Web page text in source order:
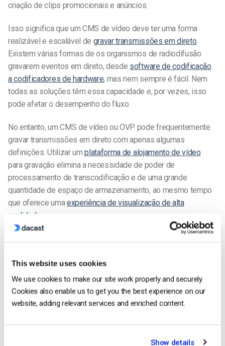
This website uses cookies
We use cookies to make our site work properly and securely.
Cookies also enable us to get you the best experience on our
website, adding relevant services and enriched content.
Show details
criação de clips promocionais e anúncios.
Isso significa que um CMS de vídeo deve ter uma forma
realizável e escalável de gravar transmissões em direto.
Existem várias formas de os organismos de radiodifusão
gravarem eventos em direto, desde software de codificação
a codificadores de hardware, mas nem sempre é fácil. Nem
todas as soluções têm essa capacidade e, por vezes, isso
pode afetar o desempenho do fluxo.
No entanto, um CMS de vídeo ou OVP pode frequentemente
gravar transmissões em direto com apenas algumas
definições. Utilizar umplataforma de alojamento de vídeo
para gravação elimina a necessidade de poder de
processamento de transcodificação e de uma grande
quantidade de espaço de armazenamento, ao mesmo tempo
que oferece umaexperiência de visualização de alta
qualidade
ficheiros de vídeo em formatos prontos a serem
reproduzidos – é fundamental. Os ficheiros de vídeo RAW
são demasiado grandes para serem armazenados ou
transferidos, pelo que a compressão de vídeos utilizando